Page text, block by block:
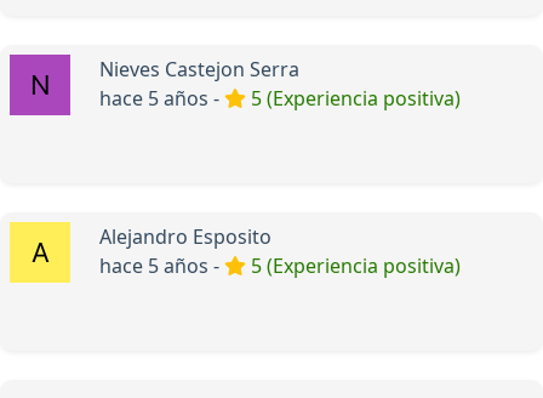
Nieves Castejon Serra
hace 5 años -
5 (Experiencia positiva)
Alejandro Esposito
hace 5 años -
5 (Experiencia positiva)